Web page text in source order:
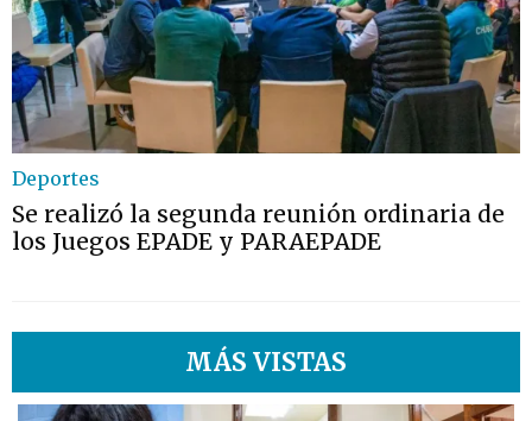
Deportes
Se realizó la segunda reunión ordinaria de
los Juegos EPADE y PARAEPADE
MÁS VISTAS